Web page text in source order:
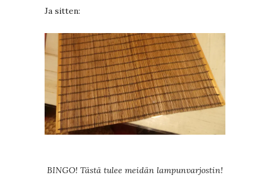
Ja sitten:
BINGO! Tästä tulee meidän lampunvarjostin!